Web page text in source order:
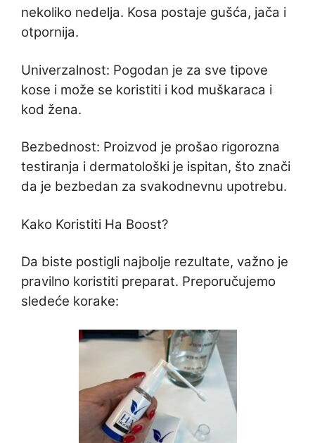
nekoliko nedelja. Kosa postaje gušća, jača i
otpornija.
Univerzalnost: Pogodan je za sve tipove
kose i može se koristiti i kod muškaraca i
kod žena.
Bezbednost: Proizvod je prošao rigorozna
testiranja i dermatološki je ispitan, što znači
da je bezbedan za svakodnevnu upotrebu.
Kako Koristiti Ha Boost?
Da biste postigli najbolje rezultate, važno je
pravilno koristiti preparat. Preporučujemo
sledeće korake: